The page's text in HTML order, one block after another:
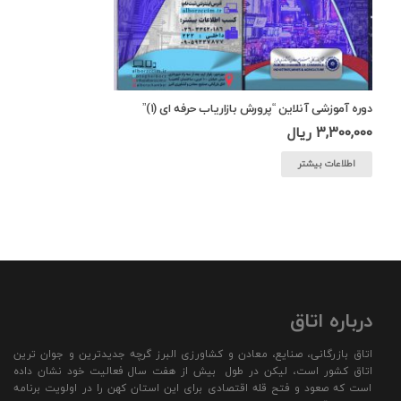
دوره آموزشی آنلاین “پرورش بازاریاب حرفه ای (۱)”
3,300,000 ریال
اطلاعات بیشتر
درباره اتاق
اتاق بازرگانی، صنایع، معادن و کشاورزی البرز گرچه جدیدترین و جوان ترین
اتاق کشور است، لیکن در طول بیش از هفت سال فعالیت خود نشان داده
است که صعود و فتح قله اقتصادی برای این استان کهن را در اولویت برنامه